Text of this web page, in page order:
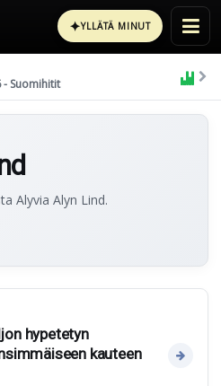
✦YLLÄTÄ MINUT
Suomihitit
Alyvia Alyn Lind.
hypetetyn
kauteen